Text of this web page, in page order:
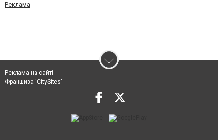
Реклама
Реклама на сайті
Франшиза "CitySites"